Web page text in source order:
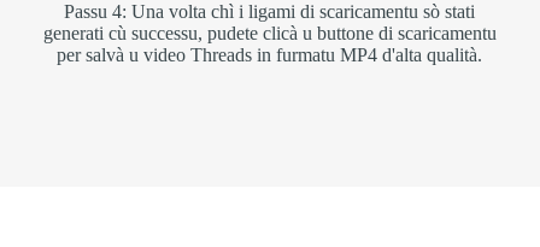
Passu 4: Una volta chì i ligami di scaricamentu sò stati
generati cù successu, pudete clicà u buttone di scaricamentu
per salvà u video Threads in furmatu MP4 d'alta qualità.